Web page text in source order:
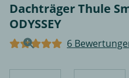
Dachträger Thule
ODYSSEY
6